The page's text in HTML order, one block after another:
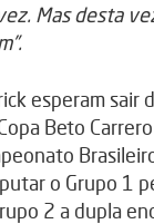
Mas desta
esperam sair
Beto
o Grupo 1
2 a dupla